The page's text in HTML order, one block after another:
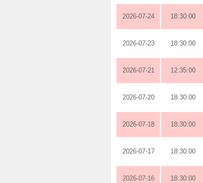
2026-07-24 18:30:00
2026-07-23 18:30:00
2026-07-21 12:35:00
2026-07-20 18:30:00
2026-07-18 18:30:00
2026-07-17 18:30:00
2026-07-16 18:30:00